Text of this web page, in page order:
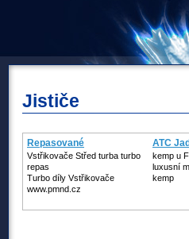
Jističe
Repasované
Turbodmychadlo
Vstřikovače Střed turba turbo
repas
Turbo díly Vstřikovače
www.pmnd.cz
ATC
kemp u
luxusní
kemp